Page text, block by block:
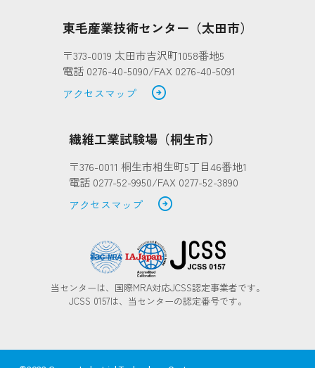
東毛産業技術センター（太田市）
〒373-0019 太田市吉沢町1058番地5
電話 0276-40-5090/FAX 0276-40-5091
アクセスマップ
arrow_circle_right
繊維工業試験場（桐生市）
〒376-0011 桐生市相生町5丁目46番地1
電話 0277-52-9950/FAX 0277-52-3890
アクセスマップ
arrow_circle_right
当センターは、国際MRA対応JCSS認定事業者です。
JCSS 0157は、当センターの認定番号です。